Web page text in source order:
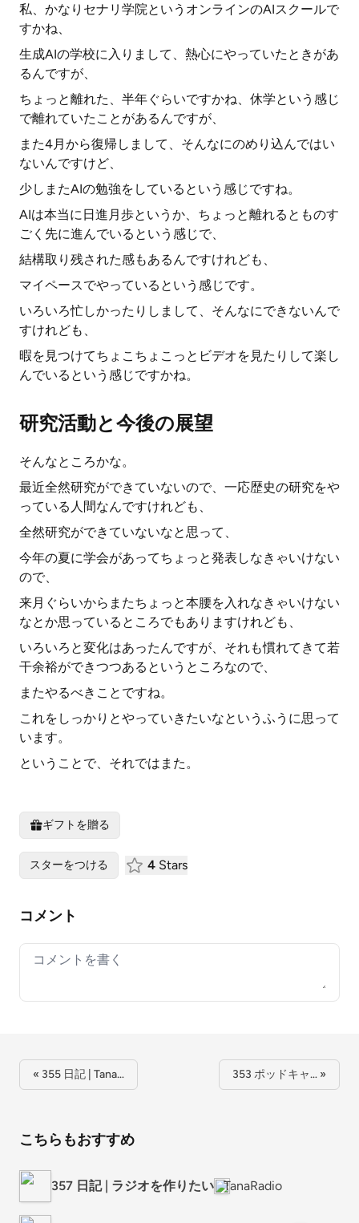
私、かなりセナリ学院というオンラインのAIスクールで
すかね、
生成AIの学校に入りまして、熱心にやっていたときがあ
るんですが、
ちょっと離れた、半年ぐらいですかね、休学という感じ
で離れていたことがあるんですが、
また4月から復帰しまして、そんなにのめり込んではい
ないんですけど、
少しまたAIの勉強をしているという感じですね。
AIは本当に日進月歩というか、ちょっと離れるとものす
ごく先に進んでいるという感じで、
結構取り残された感もあるんですけれども、
マイペースでやっているという感じです。
いろいろ忙しかったりしまして、そんなにできないんで
すけれども、
暇を見つけてちょこちょこっとビデオを見たりして楽し
んでいるという感じですかね。
研究活動と今後の展望
そんなところかな。
最近全然研究ができていないので、一応歴史の研究をや
っている人間なんですけれども、
全然研究ができていないなと思って、
今年の夏に学会があってちょっと発表しなきゃいけない
ので、
来月ぐらいからまたちょっと本腰を入れなきゃいけない
なとか思っているところでもありますけれども、
いろいろと変化はあったんですが、それも慣れてきて若
干余裕ができつつあるというところなので、
またやるべきことですね。
これをしっかりとやっていきたいなというふうに思って
います。
ということで、それではまた。
ギフトを贈る
スターをつける 4 Stars
コメント
Your comment
« 355 日記 | Tana… 353 ポッドキャ… »
こちらもおすすめ
357 日記 | ラジオを作りたい TanaRadio